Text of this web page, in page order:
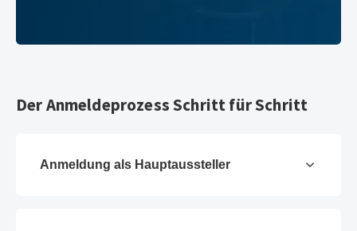
Der Anmeldeprozess Schritt für Schritt
Anmeldung als Hauptaussteller